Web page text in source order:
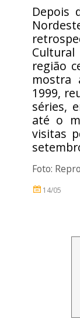
Depois
Cultural
região
mostra
1999,
séries,
até o
visitas
Foto:
14/05